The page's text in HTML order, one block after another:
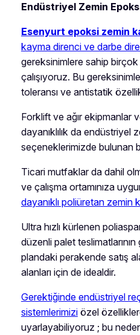
Endüstriyel Zemin
Esenyurt epoksi zemin
kayma direnci ve darbe
gereksinimlere sahip
çalışıyoruz. Bu
toleransı ve antistatik
Forklift ve ağır ekipmanlar
dayanıklılık da endüstriyel
seçeneklerimizde bulunan
Ticari mutfaklar da dahil
ve çalışma ortamınıza
dayanıklı poliüretan zemin
Ultra hızlı kürlenen
düzenli palet
plandaki perakende satış
alanları için de idealdir.
Gerektiğinde endüstriyel
sistemlerimiziözel
uyarlayabiliyoruz ; bu